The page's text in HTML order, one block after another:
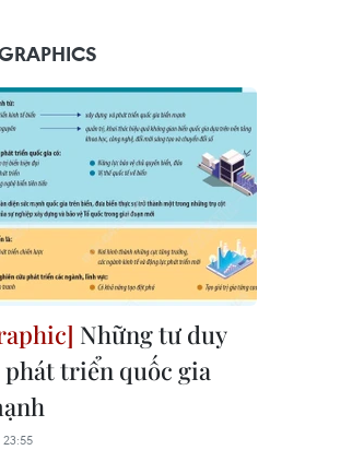
Những tư duy
phát triển quốc gia